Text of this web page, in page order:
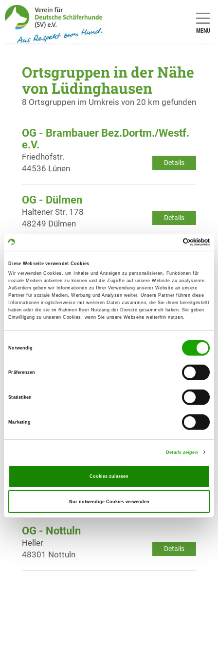
Diese Webseite verwendet Cookies
Wir verwenden Cookies, um Inhalte und Anzeigen zu personalisieren, Funktionen für
soziale Medien anbieten zu können und die Zugriffe auf unsere Website zu analysieren.
Außerdem geben wir Informationen zu Ihrer Verwendung unserer Website an unsere
Partner für soziale Medien, Werbung und Analysen weiter. Unsere Partner führen diese
Informationen möglicherweise mit weiteren Daten zusammen, die Sie ihnen bereitgestellt
haben oder die sie im Rahmen Ihrer Nutzung der Dienste gesammelt haben. Sie geben
Einwilligung zu unseren Cookies, wenn Sie unsere Webseite weiterhin nutzen.
Notwendig
Präferenzen
Statistiken
Marketing
Details zeigen
Cookies zulassen
Nur notwendige Cookies verwenden
MENU
Ortsgruppen in der Nähe
von Lüdinghausen
8 Ortsgruppen im Umkreis von 20 km gefunden
OG - Brambauer Bez.Dortm./Westf.
e.V.
Details
Friedhofstr.
44536 Lünen
OG - Dülmen
Details
Haltener Str. 178
48249 Dülmen
OG - Hiltrup-Münster-Süd e.V.
Details
Westfalenstr. 289
48165 Münster
OG - Lünen
Steinstr. 14 Z
44543 Lünen
Markenweg 15
OG - Rorup e.V.
Details
OG - Selm e.V.
Details
Lüffepark
OG - Nottuln
Details
Heller
48301 Nottuln